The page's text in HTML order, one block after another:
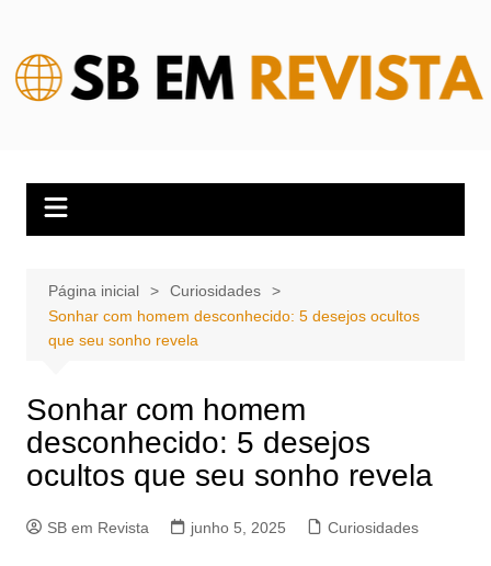
conteúdo
Página inicial
Curiosidades
Sonhar com homem desconhecido: 5 desejos ocultos
que seu sonho revela
Sonhar com homem
desconhecido: 5 desejos
ocultos que seu sonho revela
SB em Revista junho 5, 2025 Curiosidades